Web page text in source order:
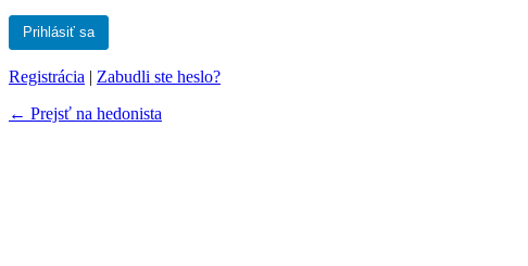
Registrácia | Zabudli ste heslo?
← Prejsť na hedonista